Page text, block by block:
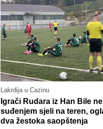
Lakrdija u Cazinu
Igrači Rudara iz Han Bile
suđenjem sjeli na teren,
dva žestoka saopštenja